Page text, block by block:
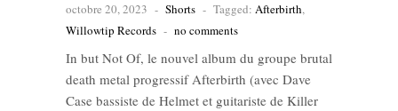
octobre 20, 2023 - Shorts - Tagged: Afterbirth,
Willowtip Records - no comments
In but Not Of, le nouvel album du groupe brutal
death metal progressif Afterbirth (avec Dave
Case bassiste de Helmet et guitariste de Killer